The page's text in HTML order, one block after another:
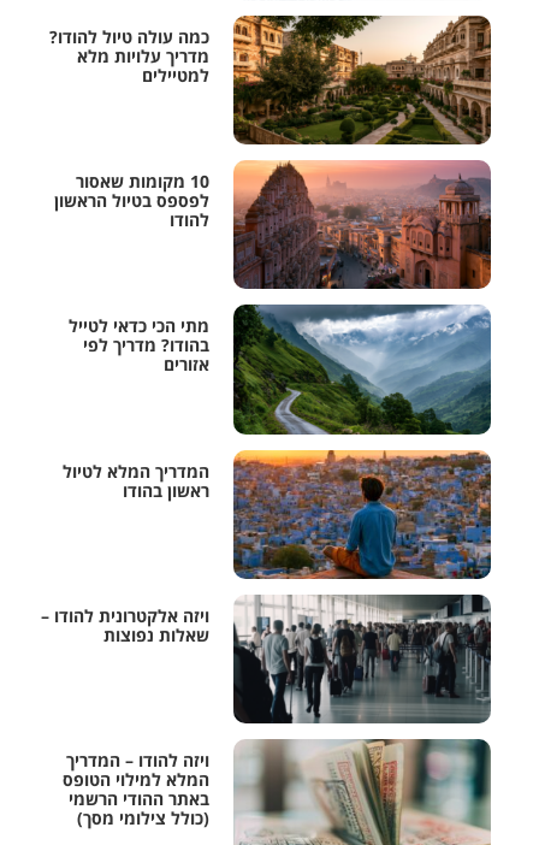
כמה עולה טיול להודו?
מדריך עלויות מלא
למטיילים
10 מקומות שאסור
לפספס בטיול הראשון
להודו
מתי הכי כדאי לטייל
בהודו? מדריך לפי
אזורים
המדריך המלא לטיול
ראשון בהודו
ויזה אלקטרונית להודו –
שאלות נפוצות
ויזה להודו – המדריך
המלא למילוי הטופס
באתר ההודי הרשמי
(כולל צילומי מסך)